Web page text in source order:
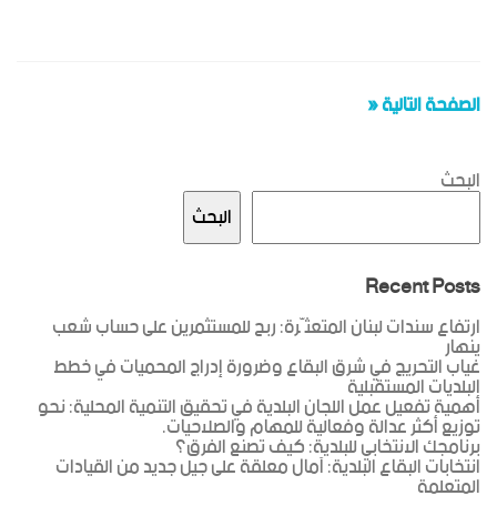
الصفحة التالية «
البحث
البحث
Recent Posts
ارتفاع سندات لبنان المتعثّرة: ربح للمستثمرين على حساب شعب
ينهار
غياب التحريج في شرق البقاع وضرورة إدراج المحميات في خطط
البلديات المستقبلية
أهمية تفعيل عمل اللجان البلدية في تحقيق التنمية المحلية: نحو
توزيع أكثر عدالة وفعالية للمهام والصلاحيات.
برنامجك الانتخابي للبلدية: كيف تصنع الفرق؟
انتخابات البقاع البلدية: آمال معلقة على جيل جديد من القيادات
المتعلمة